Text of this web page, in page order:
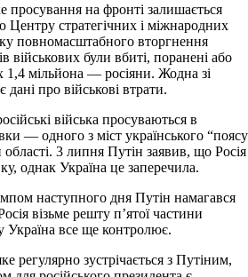
просування на фронті залишається
Центру стратегічних і міжнародних
повномасштабного вторгнення
військових були вбиті, поранені або
1,4 мільйона — росіяни. Жодна зі
про військові втрати.
війська просуваються в
— одного з міст українського “поясу
3 липня Путін заявив, що Росія
однак Україна це заперечила.
наступного дня Путін намагався
візьме решту п’ятої частини
Україна все ще контролює.
регулярно зустрічається з Путіним,